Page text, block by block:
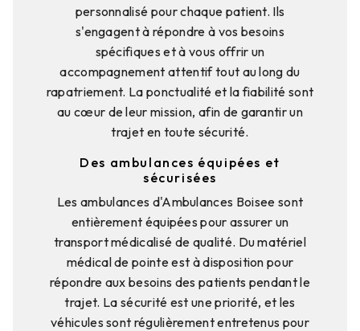
personnalisé pour chaque patient. Ils
s'engagent à répondre à vos besoins
spécifiques et à vous offrir un
accompagnement attentif tout au long du
rapatriement. La ponctualité et la fiabilité sont
au cœur de leur mission, afin de garantir un
trajet en toute sécurité.
Des ambulances équipées et
sécurisées
Les ambulances d'Ambulances Boisee sont
entièrement équipées pour assurer un
transport médicalisé de qualité. Du matériel
médical de pointe est à disposition pour
répondre aux besoins des patients pendant le
trajet. La sécurité est une priorité, et les
véhicules sont régulièrement entretenus pour